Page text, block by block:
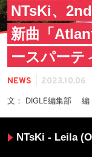
NTsKi、
新曲「
ースパーテ
NEWS 2023.10.06
文： DIGLE編集部 編
NTsKi - Leila